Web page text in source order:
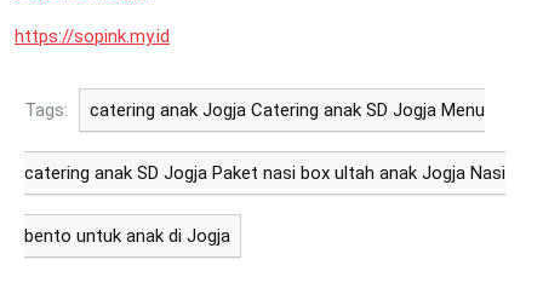
https://sopink.my.id
Tags: catering anak Jogja Catering anak SD Jogja Menu
catering anak SD Jogja Paket nasi box ultah anak Jogja Nasi
bento untuk anak di Jogja